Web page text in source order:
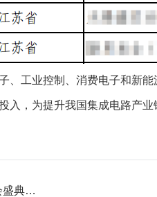
工业控制、消费电子和新
，为提升我国集成电路产
盛典…